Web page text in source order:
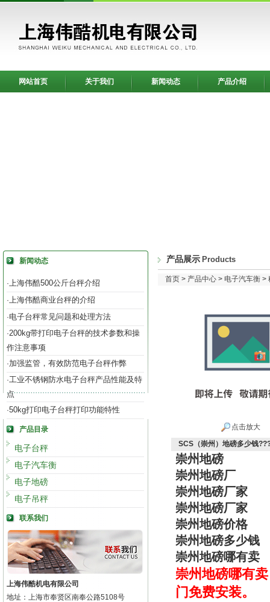
网站首页 关于我们 新闻动态 产品介绍
新闻动态
·上海伟酷500公斤台秤介绍
·上海伟酷商业台秤的介绍
·电子台秤常见问题和处理方法
·200kg带打印电子台秤的技术参数和操
作注意事项
·加强监管，有效防范电子台秤作弊
·工业不锈钢防水电子台秤产品性能及特
点
·50kg打印电子台秤打印功能特性
产品目录
电子台秤
电子汽车衡
电子地磅
电子吊秤
联系我们
上海伟酷机电有限公司
地址：上海市奉贤区南奉公路5108号
产品展示 Products
首页 > 产品中心 > 电子汽车衡 >
点击放大
SCS（崇州）地磅多少钱
崇州地磅
崇州地磅厂
崇州地磅厂家
崇州地磅厂家
崇州地磅价格
崇州地磅多少钱
崇州地磅哪有卖
崇州地磅哪有
门免费安装。